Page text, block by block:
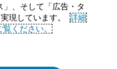
、そして「広告・タ
現しています。
詳細
ください。